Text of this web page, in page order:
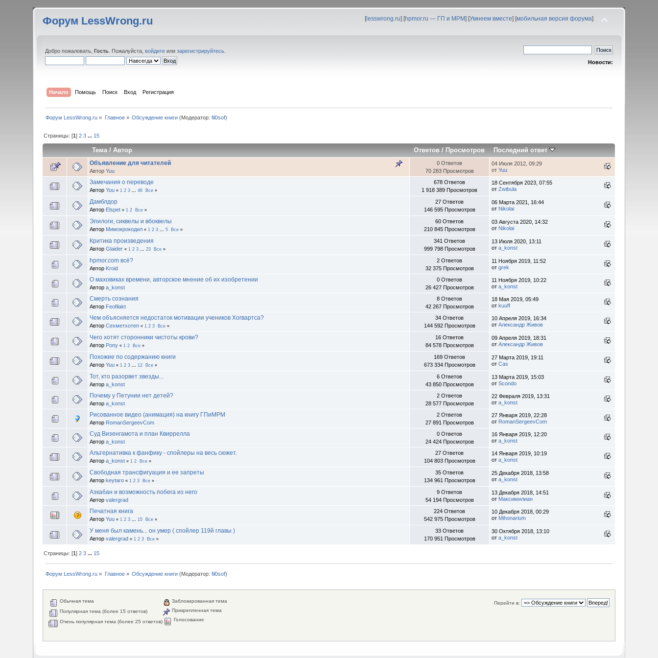
Форум LessWrong.ru [lesswrong.ru] [hpmor.ru — ГП и МРМ] [Умнеем вместе] [мобильная версия форума]
Добро пожаловать,Гость . Пожалуйста,войдите илизарегистрируйтесь
Новости:
Начало Помощь Поиск Вход Регистрация
Форум LessWrong.ru » Главное» Обсуждение книги (Модератор:fil0sof)
Страницы: [1]2 3 ... 15
Тема /Автор Ответов /Просмотров Последний ответ
Объявление для читателей
АвторYuu
0 Ответов
70 283 Просмотров
04 Июля 2012, 09:29
отYuu
Замечания о переводе
АвторYuu « 1 2 3 ...46 Все »
678 Ответов
1 918 389 Просмотров
18 Сентября 2023, 07:55
отZwibula
Дамблдор
Автор Elspet « 1 2 Все »
27 Ответов
146 595 Просмотров
06 Марта 2021, 16:44
от Nikolai
Эпилоги, сиквелы и вбоквелы
Автор Мимокрокодил « 1 2 3 ...5 Все »
60 Ответов
210 845 Просмотров
03 Августа 2020, 14:32
от Nikolai
Критика произведения
АвторGlaider « 1 2 3 ...23 Все »
341 Ответов
999 798 Просмотров
13 Июля 2020, 13:11
отa_konst
hpmor.com всё?
Автор Kroid
2 Ответов
32 375 Просмотров
11 Ноября 2019, 11:52
отgrek
О маховиках времени, авторское мнение об их изобретении
Авторa_konst
0 Ответов
26 427 Просмотров
11 Ноября 2019, 10:22
отa_konst
Смерть сознания
Автор Feofilakt
8 Ответов
42 267 Просмотров
18 Мая 2019, 05:49
отkuuff
Чем объясняется недостаток мотивации учеников Хогвартса?
АвторСехметхотеп « 1 2 3 Все »
34 Ответов
144 592 Просмотров
10 Апреля 2019, 16:34
отАлександр Живов
Чего хотят сторонники чистоты крови?
Автор Pony « 1 2 Все »
16 Ответов
84 578 Просмотров
09 Апреля 2019, 18:31
отАлександр Живов
Похожие по содержанию книги
АвторYuu « 1 2 3 12 Все »
169 Ответов
673 334 Просмотров
27 Марта 2019, 19:11
отCas
Тот, кто разорвет звезды...
Авторa_konst
6 Ответов
43 850 Просмотров
13 Марта 2019, 15:03
отScondo
Почему у Петунии нет детей?
Авторa_konst
2 Ответов
28 577 Просмотров
22 Февраля 2019, 13:31
отa_konst
Рисованное видео (анимация) на книгу ГПиМРМ
Автор RomanSergeevCom
2 Ответов
27 891 Просмотров
27 Января 2019, 22:28
от RomanSergeevCom
Суд Визенгамота и план Квиррелла
Авторa_konst
0 Ответов
24 424 Просмотров
16 Января 2019, 12:20
отa_konst
Альтернативка к фанфику - спойлеры на весь сюжет.
Авторa_konst « 1 2 Все »
27 Ответов
104 803 Просмотров
14 Января 2019, 10:19
отa_konst
Свободная трансфигуация и ее запреты
Авторkeytaro « 1 2 3 Все »
35 Ответов
134 961 Просмотров
25 Декабря 2018, 13:58
отa_konst
Азкабан и возможность побега из него
Авторvalergrad
9 Ответов
54 194 Просмотров
13 Декабря 2018, 14:51
от Максимилиан
Печатная книга
АвторYuu « 1 2 3 15 Все »
224 Ответов
542 975 Просмотров
10 Декабря 2018, 00:29
от Mihonarium
У меня был камень... он умер ( спойлер 119й главы )
Авторvalergrad « 1 2 3 Все »
33 Ответов
170 951 Просмотров
30 Октября 2018, 13:10
отa_konst
Страницы: [1]2 3 ... 15
Форум LessWrong.ru » Главное» Обсуждение книги (Модератор:fil0sof)
Перейти в:
Обычная тема
Популярная тема (более 15 ответов)
Очень популярная тема (более 25 ответов)
Заблокированная тема
Прикрепленная тема
Голосование